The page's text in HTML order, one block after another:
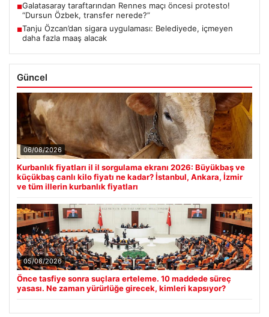
■Galatasaray taraftarından Rennes maçı öncesi protesto!
“Dursun Özbek, transfer nerede?”
■Tanju Özcan’dan sigara uygulaması: Belediyede, içmeyen
daha fazla maaş alacak
Güncel
06/08/2026
Kurbanlık fiyatları il il sorgulama ekranı 2026: Büyükbaş ve
küçükbaş canlı kilo fiyatı ne kadar? İstanbul, Ankara, İzmir
ve tüm illerin kurbanlık fiyatları
05/08/2026
Önce tasfiye sonra suçlara erteleme. 10 maddede süreç
yasası. Ne zaman yürürlüğe girecek, kimleri kapsıyor?